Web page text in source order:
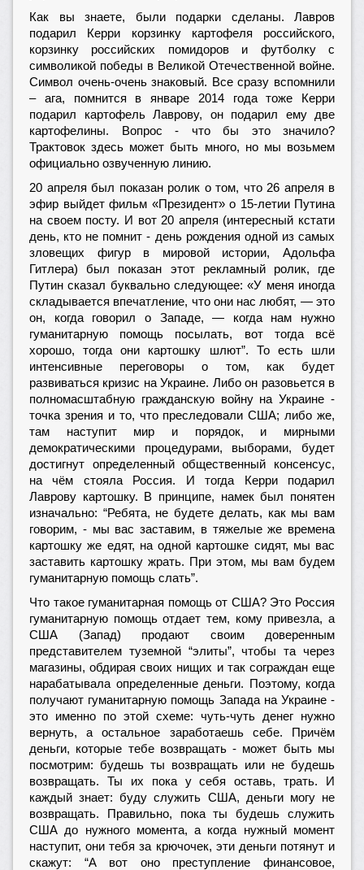
Как вы знаете, были подарки сделаны. Лавров
подарил Керри корзинку картофеля российского,
корзинку российских помидоров и футболку с
символикой победы в Великой Отечественной войне.
Символ очень-очень знаковый. Все сразу вспомнили
– ага, помнится в январе 2014 года тоже Керри
подарил картофель Лаврову, он подарил ему две
картофелины. Вопрос - что бы это значило?
Трактовок здесь может быть много, но мы возьмем
официально озвученную линию.
20 апреля был показан ролик о том, что 26 апреля в
эфир выйдет фильм «Президент» о 15-летии Путина
на своем посту. И вот 20 апреля (интересный кстати
день, кто не помнит - день рождения одной из самых
зловещих фигур в мировой истории, Адольфа
Гитлера) был показан этот рекламный ролик, где
Путин сказал буквально следующее: «У меня иногда
складывается впечатление, что они нас любят, — это
он, когда говорил о Западе, — когда нам нужно
гуманитарную помощь посылать, вот тогда всё
хорошо, тогда они картошку шлют”. То есть шли
интенсивные переговоры о том, как будет
развиваться кризис на Украине. Либо он разовьется в
полномасштабную гражданскую войну на Украине -
точка зрения и то, что преследовали США; либо же,
там наступит мир и порядок, и мирными
демократическими процедурами, выборами, будет
достигнут определенный общественный консенсус,
на чём стояла Россия. И тогда Керри подарил
Лаврову картошку. В принципе, намек был понятен
изначально: “Ребята, не будете делать, как мы вам
говорим, - мы вас заставим, в тяжелые же времена
картошку же едят, на одной картошке сидят, мы вас
заставить картошку жрать. При этом, мы вам будем
гуманитарную помощь слать”.
Что такое гуманитарная помощь от США? Это Россия
гуманитарную помощь отдает тем, кому привезла, а
США (Запад) продают своим доверенным
представителем туземной “элиты”, чтобы та через
магазины, обдирая своих нищих и так сограждан еще
нарабатывала определенные деньги. Поэтому, когда
получают гуманитарную помощь Запада на Украине -
это именно по этой схеме: чуть-чуть денег нужно
вернуть, а остальное заработаешь себе. Причём
деньги, которые тебе возвращать - может быть мы
посмотрим: будешь ты возвращать или не будешь
возвращать. Ты их пока у себя оставь, трать. И
каждый знает: буду служить США, деньги могу не
возвращать. Правильно, пока ты будешь служить
США до нужного момента, а когда нужный момент
наступит, они тебя за крючочек, эти деньги потянут и
скажут: “А вот оно преступление финансовое,